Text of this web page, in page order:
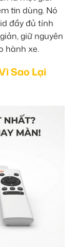
tin dùng. Nó
đầy đủ tính
giữ nguyên
hành xe.
Sao Lại